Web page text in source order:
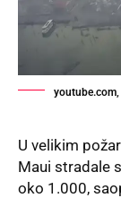
U velikim
Maui stradale
oko 1.000,